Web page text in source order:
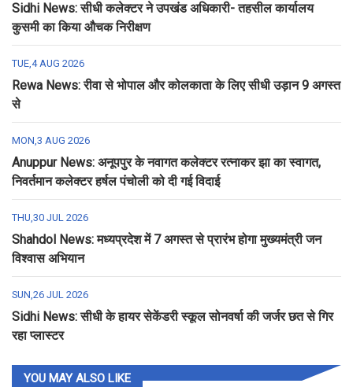
Sidhi News: सीधी कलेक्टर ने उपखंड अधिकारी- तहसील कार्यालय
कुसमी का किया औचक निरीक्षण
TUE,4 AUG 2026
Rewa News: रीवा से भोपाल और कोलकाता के लिए सीधी उड़ान 9 अगस्त
से
MON,3 AUG 2026
Anuppur News: अनूपपुर के नवागत कलेक्टर रत्नाकर झा का स्वागत,
निवर्तमान कलेक्टर हर्षल पंचोली को दी गई विदाई
THU,30 JUL 2026
Shahdol News: मध्यप्रदेश में 7 अगस्त से प्रारंभ होगा मुख्यमंत्री जन
विश्वास अभियान
SUN,26 JUL 2026
Sidhi News: सीधी के हायर सेकेंडरी स्कूल सोनवर्षा की जर्जर छत से गिर
रहा प्लास्टर
YOU MAY ALSO LIKE